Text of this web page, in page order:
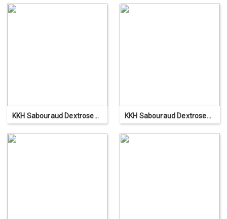
KKH Sabouraud Dextrose
Agar
KKH Sabouraud Dextrose
Chloramphenicol Agar